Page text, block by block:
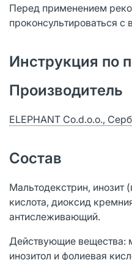
Перед применением
проконсультироваться
Инструкция по
Производитель
ELEPHANT Co.d.o.o.,
Состав
Мальтодекстрин, инозит
кислота, диоксид
антислеживающий.
Действующие вещества:
инозитол и фолиевая